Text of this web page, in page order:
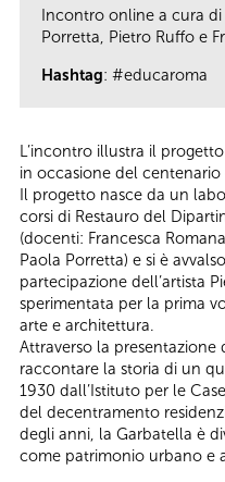
Incontro online a cura
Porretta, Pietro Ruffo e
Hashtag: #educaroma
L’incontro illustra il progetto
in occasione del
Il progetto nasce da un
corsi di Restauro del
(docenti: Francesca
Paola Porretta) e si è
partecipazione dell’artista
sperimentata per la prima
arte e architettura.
Attraverso la
raccontare la storia di un
1930 dall’Istituto per le
del decentramento
degli anni, la Garbatella è
come patrimonio urbano e